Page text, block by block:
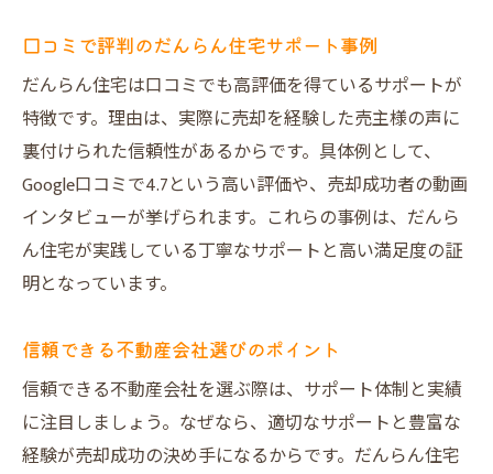
口コミで評判のだんらん住宅サポート事例
だんらん住宅は口コミでも高評価を得ているサポートが
特徴です。理由は、実際に売却を経験した売主様の声に
裏付けられた信頼性があるからです。具体例として、
Google口コミで4.7という高い評価や、売却成功者の動画
インタビューが挙げられます。これらの事例は、だんら
ん住宅が実践している丁寧なサポートと高い満足度の証
明となっています。
信頼できる不動産会社選びのポイント
信頼できる不動産会社を選ぶ際は、サポート体制と実績
に注目しましょう。なぜなら、適切なサポートと豊富な
経験が売却成功の決め手になるからです。だんらん住宅